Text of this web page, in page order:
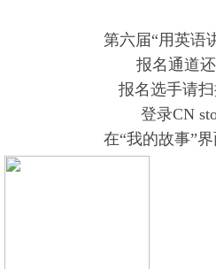
第六届“用英语
报名通道
报名选手请
登录CN
在“我的故事”